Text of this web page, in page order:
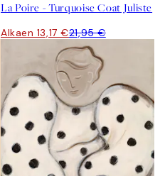
La Poire - Turquoise Coat Juliste
Alkaen 13,17 €21,95 €